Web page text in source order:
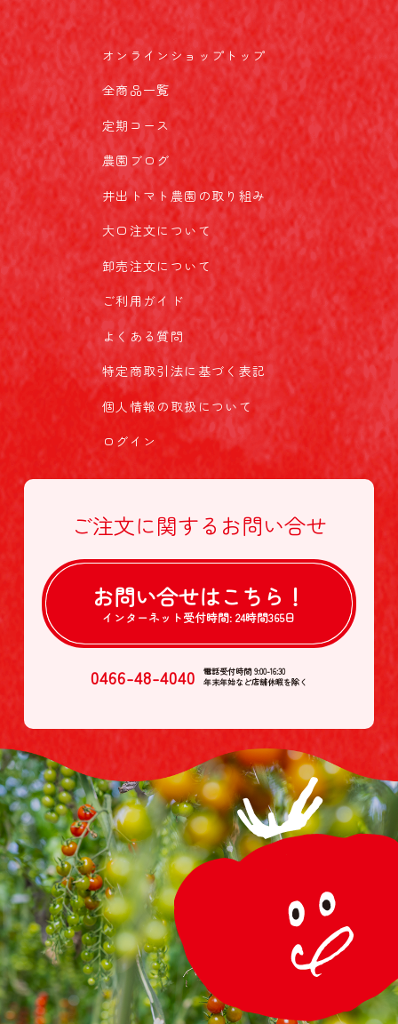
オンラインショップトップ
全商品一覧
定期コース
農園ブログ
井出トマト農園の取り組み
大口注文について
卸売注文について
ご利用ガイド
よくある質問
特定商取引法に基づく表記
個人情報の取扱について
ログイン
ご注文に関する お問い合せ
お問い合せはこちら！
インターネット受付時間: 24時間365日
0466-48-4040
電話受付時間 9:00-16:30
年末年始など店舗休暇を除く